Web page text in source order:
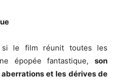
si le film réunit toutes les
épopée fantastique, son
et les dérives de